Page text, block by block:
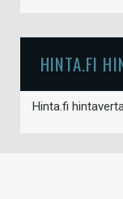
HINTA.FI
Hinta.fi